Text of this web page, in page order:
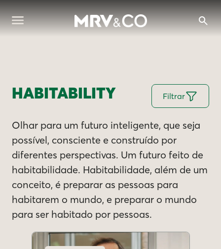
HABITABILITY Filtrar
Olhar para um futuro inteligente, que seja
possível, consciente e construído por
diferentes perspectivas. Um futuro feito de
habitabilidade. Habitabilidade, além de um
conceito, é preparar as pessoas para
habitarem o mundo, e preparar o mundo
para ser habitado por pessoas.